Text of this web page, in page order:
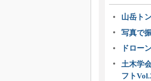
山岳ト
写真で
ドロー
土木学
フト